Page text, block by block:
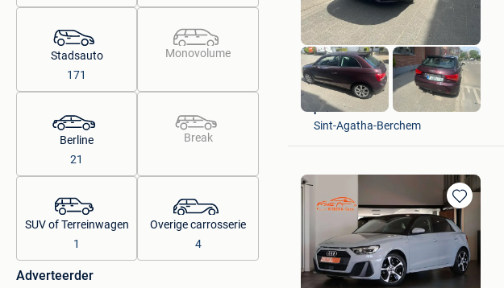
Stadsauto
171
Monovolume
Berline
21
Break
SUV of Terreinwagen
1
Overige carrosserie
4
Adverteerder
patrik
Sint-Agatha-Berchem
Bewaren
in
Mijn
Favorieten